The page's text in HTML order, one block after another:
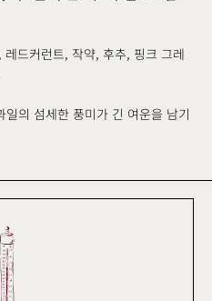
드커런트, 작약, 후추, 핑크 그레
의 섬세한 풍미가 긴 여운을 남기